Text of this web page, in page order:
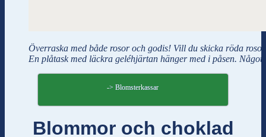
Överraska med både rosor och godis! Vill du skicka röda
En plåtask med läckra geléhjärtan hänger med i påsen.
-> Blomsterkassar
Blommor och choklad